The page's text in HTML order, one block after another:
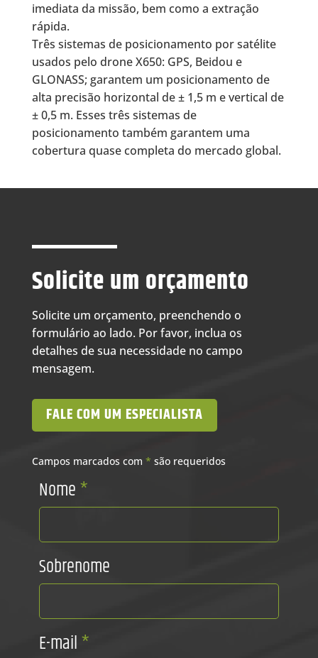
imediata da missão, bem como a extração
rápida.
Três sistemas de posicionamento por satélite
usados ​​pelo drone X650: GPS, Beidou e
GLONASS; garantem um posicionamento de
alta precisão horizontal de ± 1,5 m e vertical de
± 0,5 m. Esses três sistemas de
posicionamento também garantem uma
cobertura quase completa do mercado global.
Solicite um orçamento
Solicite um orçamento, preenchendo o
formulário ao lado. Por favor, inclua os
detalhes de sua necessidade no campo
mensagem.
FALE COM UM ESPECIALISTA
Campos marcados com * são requeridos
Nome*
Sobrenome
E-mail*